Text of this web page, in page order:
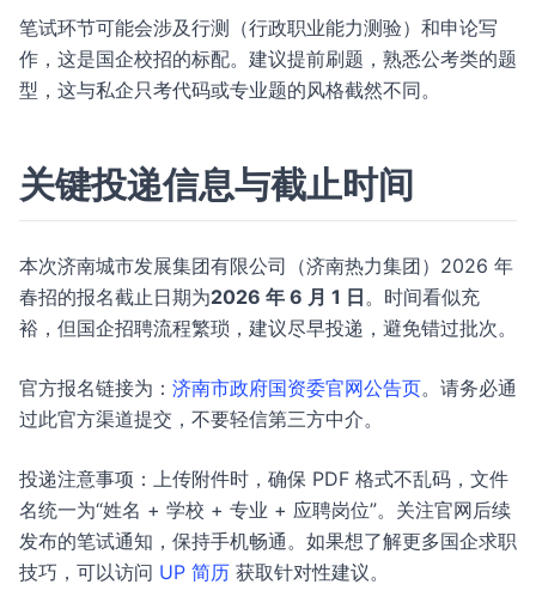
笔试环节可能会涉及行测（行政职业能力测验）和申论写
作，这是国企校招的标配。建议提前刷题，熟悉公考类的题
型，这与私企只考代码或专业题的风格截然不同。
关键投递信息与截止时间
本次济南城市发展集团有限公司（济南热力集团）2026 年
春招的报名截止日期为2026 年 6 月 1 日。时间看似充
裕，但国企招聘流程繁琐，建议尽早投递，避免错过批次。
官方报名链接为： 济南市政府国资委官网公告页。请务必通
过此官方渠道提交，不要轻信第三方中介。
投递注意事项：上传附件时，确保 PDF 格式不乱码，文件
名统一为“姓名 + 学校 + 专业 + 应聘岗位”。关注官网后续
发布的笔试通知，保持手机畅通。如果想了解更多国企求职
技巧，可以访问 UP 简历 获取针对性建议。